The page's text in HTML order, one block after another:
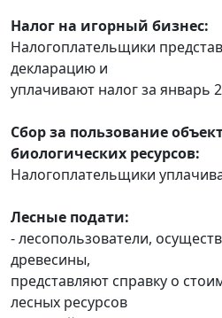
Налог на игорный бизнес:
Налогоплательщики
декларацию и
уплачивают налог за январь
Сбор за пользование
биологических ресурсов:
Налогоплательщики
Лесные подати:
- лесопользователи,
древесины,
представляют справку о
лесных ресурсов